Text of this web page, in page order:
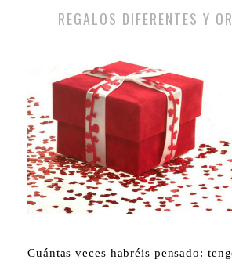
REGALOS DIFERENTES Y
Cuántas veces habréis pensado: